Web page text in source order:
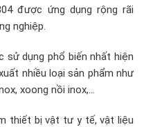
được ứng dụng rộng rãi
nghiệp.
dụng phổ biến nhất hiện
nhiều loại sản phẩm như
xoong nồi inox,…
thiết bị vật tư y tế, vật liệu